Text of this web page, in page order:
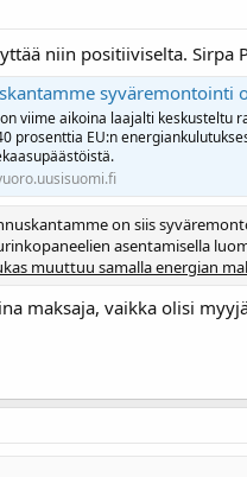
niin positiiviselta. Sirpa
syväremontointi
viime aikoina laajalti keskusteltu
prosenttia EU:n
on siis
asentamisella
muuttuu samalla energian
maksaja, vaikka olisi